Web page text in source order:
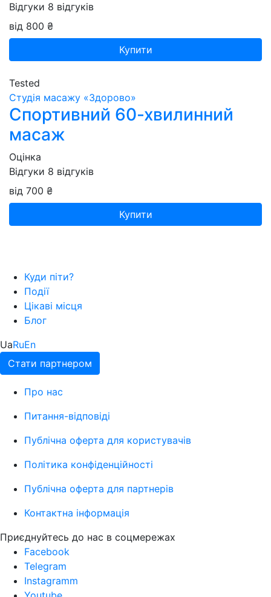
Відгуки 8 відгуків
від 800 ₴
Купити
Tested
Студія масажу «‎‎Здорово»
Спортивний 60-хвилинний
масаж
Оцінка
Відгуки 8 відгуків
від 700 ₴
Купити
Куди піти?
Події
Цікаві місця
Блог
UaRuEn
Стати партнером
Про нас
Питання-відповіді
Публічна оферта для користувачів
Політика конфіденційності
Публічна оферта для партнерів
Контактна інформація
Приєднуйтесь до нас в соцмережах
Facebook
Telegram
Instagramm